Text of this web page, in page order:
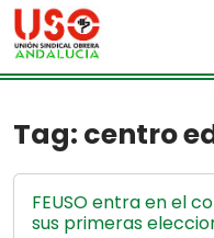
Skip to main content
Tag: centro
FEUSO entra en el
sus primeras